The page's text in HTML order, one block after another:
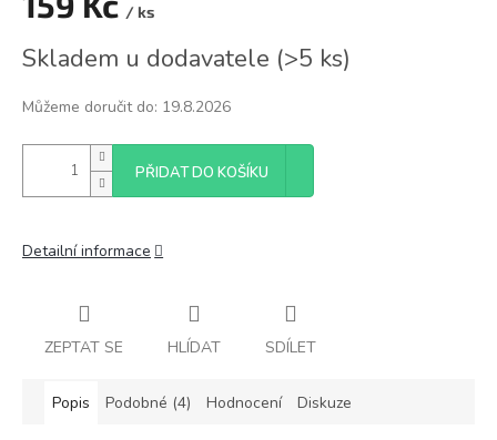
/ ks
cena:
Skladem u dodavatele (>5 ks)
Můžeme doručit do: 19.8.2026
PŘIDAT DO KOŠÍKU
Detailní informace
ZEPTAT SE HLÍDAT SDÍLET
Popis Podobné (4) Hodnocení Diskuze